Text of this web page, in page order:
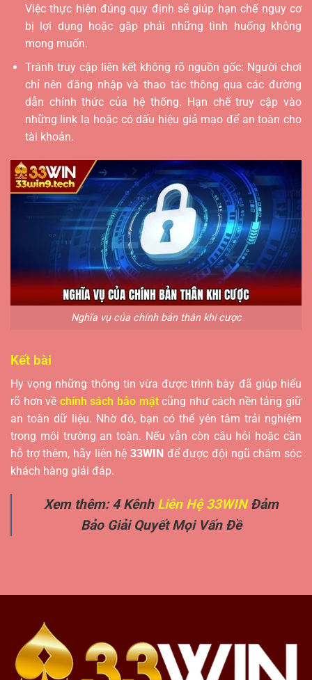
Việc thực hiện đúng quy định sẽ giúp hạn chế nguy cơ
bị lợi dụng hoặc gặp phải những tình huống không
mong muốn.
Tránh truy cập liên kết không rõ nguồn gốc: Người chơi
chỉ nên đăng nhập và thao tác thông qua các đường
dẫn chính thức của hệ thống. Hạn chế truy cập vào
những link lạ hoặc có dấu hiệu giả mạo để an toàn cho
tài khoản.
Nghĩa vụ của chính bản thân khi cược
Kết bài
Hy vọng những thông tin vừa được trình bày đã giúp hiểu
rõ hơn về chính sách bảo mật cũng như cách nền tảng giữ
an toàn dữ liệu. Nhờ đó, bạn có thể yên tâm trải nghiệm
trong môi trường an toàn. Nếu vẫn còn câu hỏi hoặc cần
hỗ trợ thêm, hãy liên hệ 33WIN để được đội ngũ chăm sóc
khách hàng giải đáp.
Xem thêm: 4 Kênh Liên Hệ 33WINĐảm
Bảo Giải Quyết Mọi Vấn Đề